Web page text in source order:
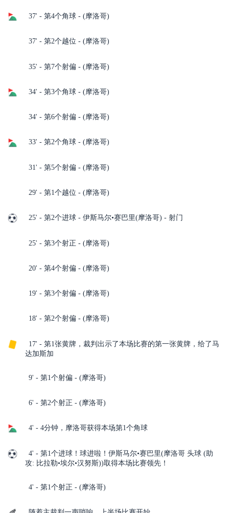
37' - 第4个角球 - (摩洛哥)
37' - 第2个越位 - (摩洛哥)
35' - 第7个射偏 - (摩洛哥)
34' - 第3个角球 - (摩洛哥)
34' - 第6个射偏 - (摩洛哥)
33' - 第2个角球 - (摩洛哥)
31' - 第5个射偏 - (摩洛哥)
29' - 第1个越位 - (摩洛哥)
25' - 第2个进球 - 伊斯马尔•赛巴里(摩洛哥) - 射门
25' - 第3个射正 - (摩洛哥)
20' - 第4个射偏 - (摩洛哥)
19' - 第3个射偏 - (摩洛哥)
18' - 第2个射偏 - (摩洛哥)
17' - 第1张黄牌，裁判出示了本场比赛的第一张黄牌，给了马
达加斯加
9' - 第1个射偏 - (摩洛哥)
6' - 第2个射正 - (摩洛哥)
4' - 4分钟，摩洛哥获得本场第1个角球
4' - 第1个进球！球进啦！伊斯马尔•赛巴里(摩洛哥 头球 (助
攻: 比拉勒•埃尔•汉努斯))取得本场比赛领先！
4' - 第1个射正 - (摩洛哥)